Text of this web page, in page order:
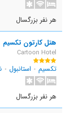
هر نفر بزرگسال
هتل کارتون تکسیم
Cartoon Hotel
تکسیم استانبول
هر نفر بزرگسال